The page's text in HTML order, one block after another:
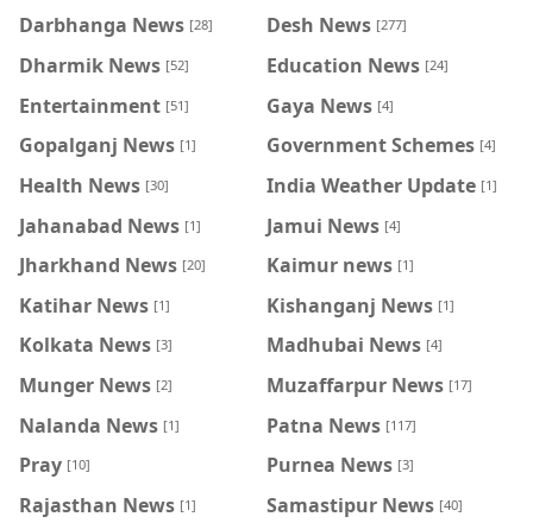
Darbhanga News [28] Desh News [277]
Dharmik News [52] Education News [24]
Entertainment [51] Gaya News [4]
Gopalganj News [1] Government Schemes [4]
Health News [30] India Weather Update [1]
Jahanabad News [1] Jamui News [4]
Jharkhand News [20] Kaimur news [1]
Katihar News [1] Kishanganj News [1]
Kolkata News [3] Madhubai News [4]
Munger News [2] Muzaffarpur News [17]
Nalanda News [1] Patna News [117]
Pray [10] Purnea News [3]
Rajasthan News [1] Samastipur News [40]